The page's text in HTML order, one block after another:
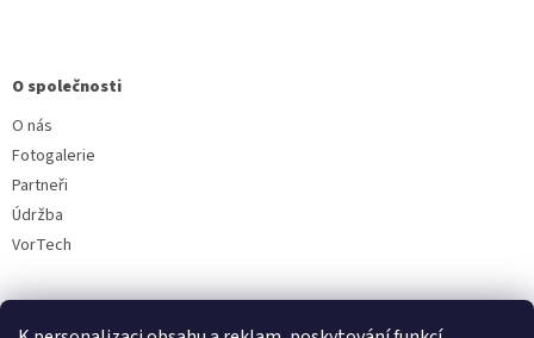
O společnosti
O nás
Fotogalerie
Partneři
Údržba
VorTech